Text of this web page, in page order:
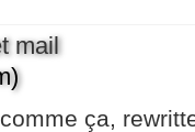
mail
ça,